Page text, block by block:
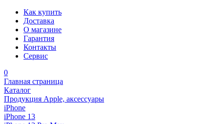
Как купить
Доставка
О магазине
Гарантия
Контакты
Сервис
0
Главная страница
Каталог
Продукция Apple, аксессуары
iPhone
iPhone 13